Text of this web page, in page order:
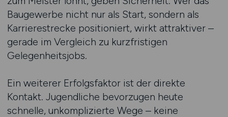
Baugewerbe nicht nur als Start, sondern als
Karrierestrecke positioniert, wirkt attraktiver –
gerade im Vergleich zu kurzfristigen
Gelegenheitsjobs.
Ein weiterer Erfolgsfaktor ist der direkte
Kontakt. Jugendliche bevorzugen heute
schnelle, unkomplizierte Wege – keine